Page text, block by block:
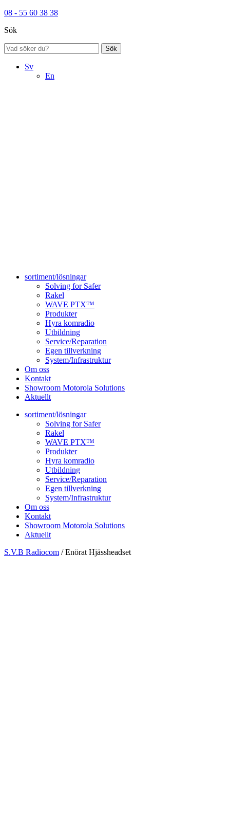
08 - 55 60 38 38
Sök
Sök
Sv
En
sortiment/lösningar
Solving for Safer
Rakel
WAVE PTX™
Produkter
Hyra komradio
Utbildning
Service/Reparation
Egen tillverkning
System/Infrastruktur
Om oss
Kontakt
Showroom Motorola Solutions
Aktuellt
sortiment/lösningar
Solving for Safer
Rakel
WAVE PTX™
Produkter
Hyra komradio
Utbildning
Service/Reparation
Egen tillverkning
System/Infrastruktur
Om oss
Kontakt
Showroom Motorola Solutions
Aktuellt
S.V.B Radiocom / Enörat Hjässheadset